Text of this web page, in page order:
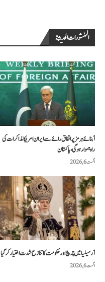
المنشورات الحديثة
آبنائے ہرمز پر اتفاق رائے سے ایران امریکا مذاکرات کی
راہ ہموار ہوگی، پاکستان
اگست 6, 2026
آرمینیا میں چرچ اور حکومت کا تنازع شدت اختیار کر گیا
اگست 6, 2026